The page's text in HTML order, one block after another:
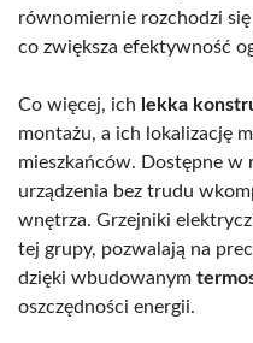
równomiernie rozchodzi
co zwiększa efektywność
Co więcej, ich lekka
montażu, a ich lokalizację
mieszkańców. Dostępne w
urządzenia bez trudu
wnętrza. Grzejniki
tej grupy, pozwalają na
dzięki wbudowanym
oszczędności energii.